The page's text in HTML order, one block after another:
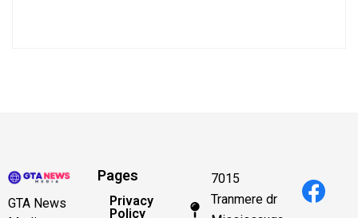
GTA News
Pages
Privacy
Policy
7015
Tranmere dr